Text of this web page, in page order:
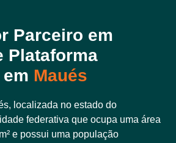
Parceiro em
Plataforma
Maués
localizada no estado do
federativa que ocupa uma área
e possui uma população